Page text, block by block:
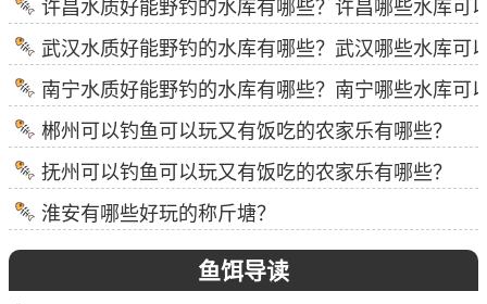
许昌水质好能野钓的水库有哪些？许昌哪些水库可
武汉水质好能野钓的水库有哪些？武汉哪些水库可
南宁水质好能野钓的水库有哪些？南宁哪些水库可
郴州可以钓鱼可以玩又有饭吃的农家乐有哪些？
抚州可以钓鱼可以玩又有饭吃的农家乐有哪些？
淮安有哪些好玩的称斤塘？
鱼饵导读